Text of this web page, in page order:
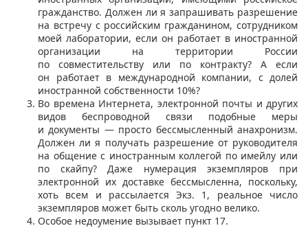
гражданство. Должен ли я запрашивать разрешение
на встречу с российским гражданином, сотрудником
моей лаборатории, если он работает в иностранной
организации на территории России
по совместительству или по контракту? А если
он работает в международной компании, с долей
иностранной собственности 10%?
Во времена Интернета, электронной почты и других
видов беспроводной связи подобные меры
и документы — просто бессмысленный анахронизм.
Должен ли я получать разрешение от руководителя
на общение с иностранным коллегой по имейлу или
по cкайпу? Даже нумерация экземпляров при
электронной их доставке бессмысленна, поскольку,
хоть всем и рассылается Экз. 1, реальное число
экземпляров может быть сколь угодно велико.
Особое недоумение вызывает пункт 17.